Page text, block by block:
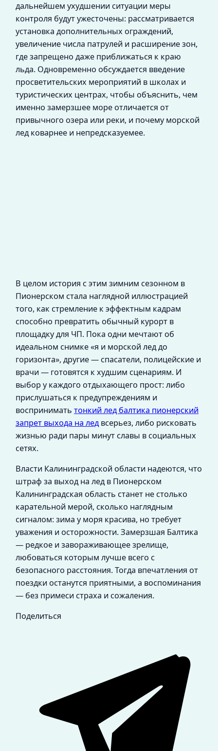
дальнейшем ухудшении ситуации меры
контроля будут ужесточены: рассматривается
установка дополнительных ограждений,
увеличение числа патрулей и расширение зон,
где запрещено даже приближаться к краю
льда. Одновременно обсуждается введение
просветительских мероприятий в школах и
туристических центрах, чтобы объяснить, чем
именно замерзшее море отличается от
привычного озера или реки, и почему морской
лед коварнее и непредсказуемее.
В целом история с этим зимним сезонном в
Пионерском стала наглядной иллюстрацией
того, как стремление к эффектным кадрам
способно превратить обычный курорт в
площадку для ЧП. Пока одни мечтают об
идеальном снимке «я и морской лед до
горизонта», другие — спасатели, полицейские и
врачи — готовятся к худшим сценариям. И
выбор у каждого отдыхающего прост: либо
прислушаться к предупреждениям и
воспринимать тонкий лед балтика пионерский
запрет выхода на ледвсерьез, либо рисковать
жизнью ради пары минут славы в социальных
сетях.
Власти Калининградской области надеются, что
штраф за выход на лед в Пионерском
Калининградская область станет не столько
карательной мерой, сколько наглядным
сигналом: зима у моря красива, но требует
уважения и осторожности. Замерзшая Балтика
— редкое и завораживающее зрелище,
любоваться которым лучше всего с
безопасного расстояния. Тогда впечатления от
поездки останутся приятными, а воспоминания
— без примеси страха и сожаления.
Поделиться